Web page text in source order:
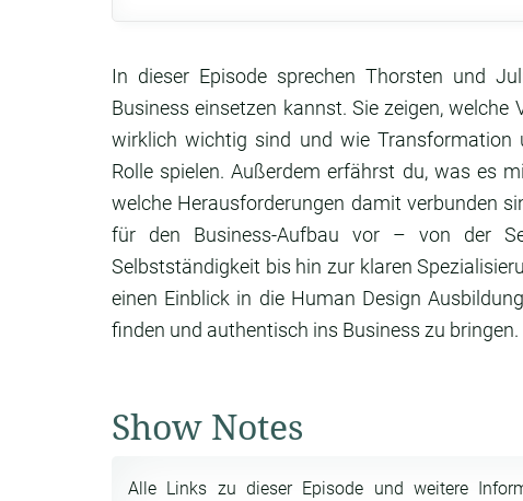
In dieser Episode sprechen Thorsten und
Business einsetzen kannst. Sie zeigen,
wirklich wichtig sind und wie Transformation
Rolle spielen. Außerdem erfährst du, was es
welche Herausforderungen damit verbunden
für den Business-Aufbau vor – von der
Selbstständigkeit bis hin zur klaren
einen Einblick in die Human Design
finden und authentisch ins Business zu bringen.
Show Notes
Alle Links zu dieser Episode und weitere